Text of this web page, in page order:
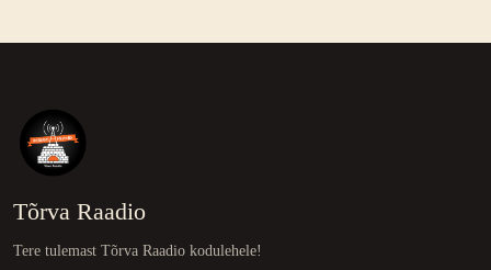
Tõrva Raadio
Tere tulemast Tõrva Raadio kodulehele!